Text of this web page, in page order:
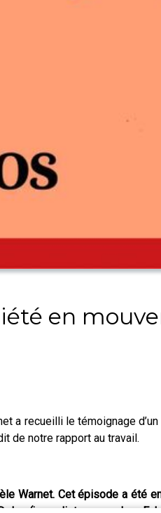
en
a recueilli le témoignage
de notre rapport au travail.
Warnet. Cet épisode a été